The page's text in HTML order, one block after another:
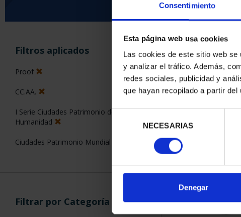
Consentimiento
Esta página web usa cookies
Las cookies de este sitio web
y analizar el tráfico. Además,
redes sociales, publicidad y
que hayan recopilado a partir
consentimiento
NECESARIAS
Denegar
Filtros aplicados
Proof
CC.AA.
I Serie Ciudades Patrimonio de la
Humanidad
Ciudades Patrimonio Mundial
Filtrar por Categoría
ORDENAR POR:
2 Productos